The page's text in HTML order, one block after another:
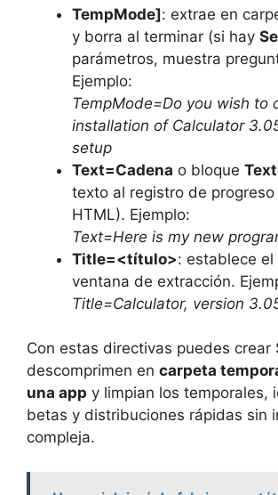
TempMode]: extrae en
y borra al terminar (si hay
parámetros, muestra
Ejemplo:
TempMode=Do you wish to
installation of Calculator
setup
Text=Cadena o bloque
texto al registro de
HTML). Ejemplo:
Text=Here is my new
Title=<título>: establece
ventana de extracción.
Title=Calculator, version
Con estas directivas puedes crear
descomprimen en carpeta
una app y limpian los temporales,
betas y distribuciones rápidas sin
compleja.